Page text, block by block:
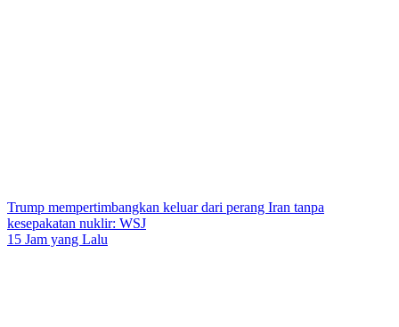
Trump mempertimbangkan keluar dari perang Iran tanpa
kesepakatan nuklir: WSJ
15 Jam yang Lalu